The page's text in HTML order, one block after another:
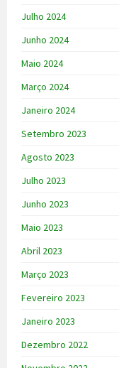
Julho 2024
Junho 2024
Maio 2024
Março 2024
Janeiro 2024
Setembro 2023
Agosto 2023
Julho 2023
Junho 2023
Maio 2023
Abril 2023
Março 2023
Fevereiro 2023
Janeiro 2023
Dezembro 2022